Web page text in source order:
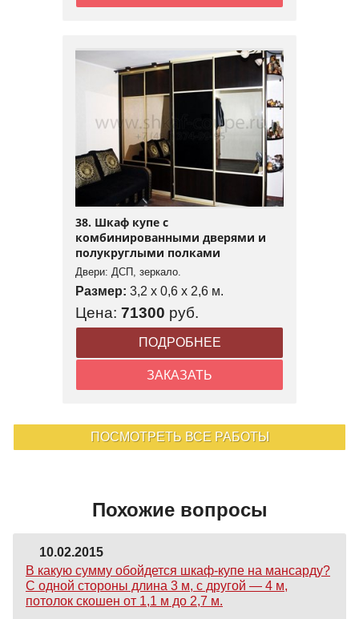
38. Шкаф купе с
комбинированными дверями и
полукруглыми полками
Двери: ДСП, зеркало.
Размер: 3,2 x 0,6 x 2,6 м.
Цена: 71300 руб.
ПОДРОБНЕЕ
ЗАКАЗАТЬ
ПОСМОТРЕТЬ ВСЕ РАБОТЫ
Похожие вопросы
10.02.2015
В какую сумму обойдется шкаф-купе на мансарду?
С одной стороны длина 3 м, с другой — 4 м,
потолок скошен от 1,1 м до 2,7 м.